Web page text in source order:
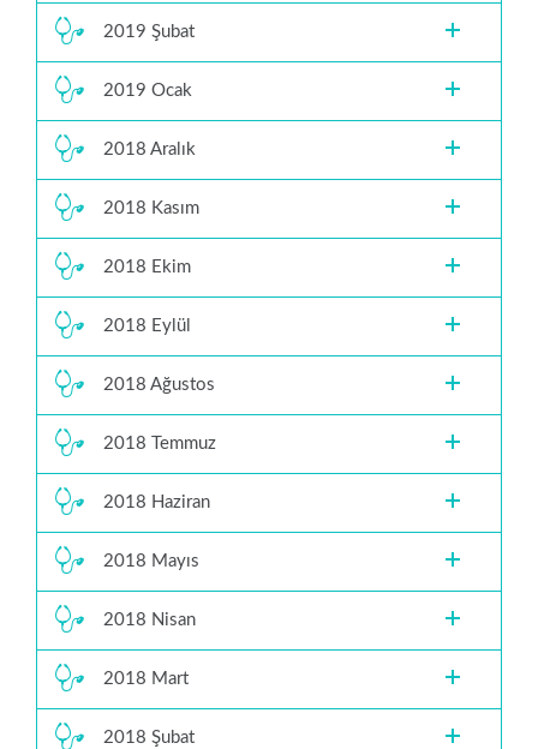
2019 Şubat
2019 Ocak
2018 Aralık
2018 Kasım
2018 Ekim
2018 Eylül
2018 Ağustos
2018 Temmuz
2018 Haziran
2018 Mayıs
2018 Nisan
2018 Mart
2018 Şubat